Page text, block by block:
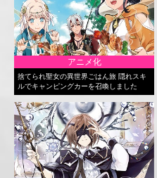
アニメ化
捨てられ聖女の異世界ごはん旅 隠れスキ
ルでキャンピングカーを召喚しました